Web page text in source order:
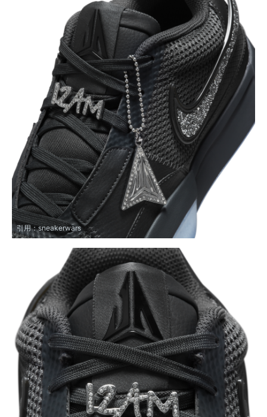
引用：sneakerwars